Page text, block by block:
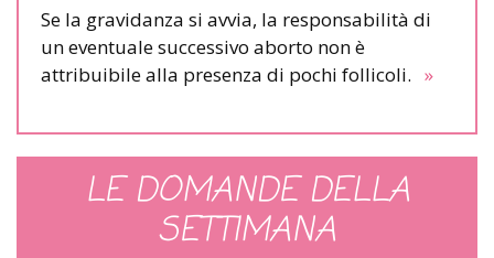
Se la gravidanza si avvia, la responsabilità di
un eventuale successivo aborto non è
attribuibile alla presenza di pochi follicoli. »
LE DOMANDE DELLA
SETTIMANA